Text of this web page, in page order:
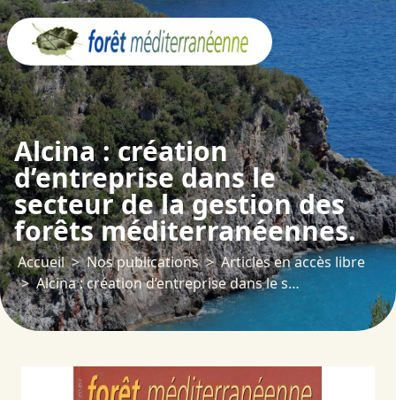
Alcina : création
d’entreprise dans le
secteur de la gestion des
forêts méditerranéennes.
Accueil Nos publications
Articles en accès libre
Alcina : création d’entreprise dans le secteur de la gestion des forêts méditerranéennes.
Panneau de gestion des cookies